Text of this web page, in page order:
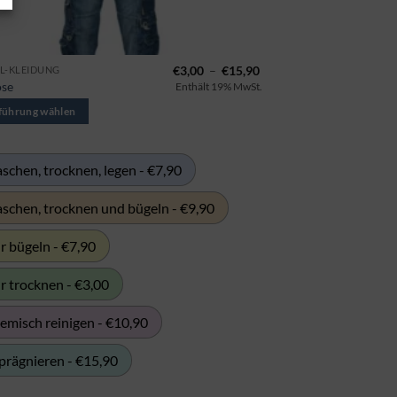
KLEIDUNG €3,00 – €15,90
Enthält 19% MwSt.
wählen
trocknen, legen - €7,90
trocknen und bügeln - €9,90
bügeln - €7,90
trocknen - €3,00
reinigen - €10,90
- €15,90